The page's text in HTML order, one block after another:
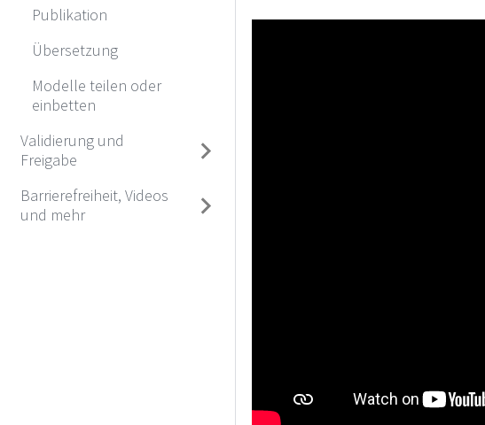
Publikation
Übersetzung
Modelle teilen oder
einbetten
Validierung und
Freigabe
Barrierefreiheit, Videos
und mehr